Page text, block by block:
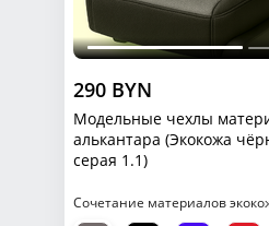
290 BYN
Модельные чехлы
алькантара (Экокожа
серая 1.1)
Сочетание материалов